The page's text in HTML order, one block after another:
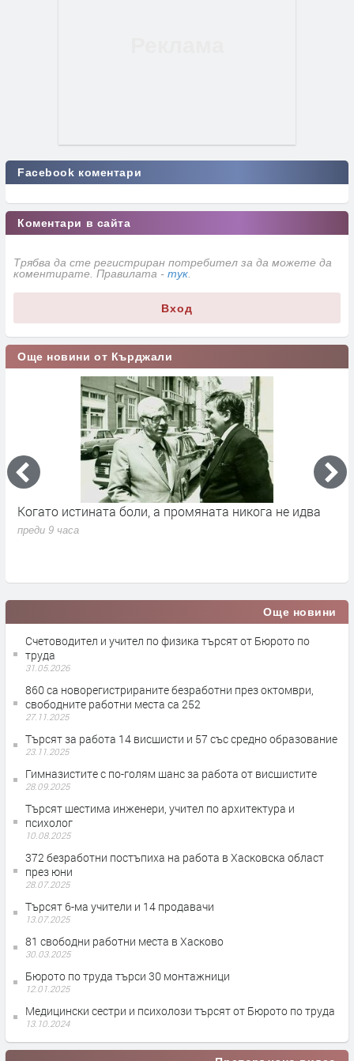
Facebook коментари
Коментари в сайта
Трябва да сте регистриран потребител за да можете да
коментирате. Правилата - тук
Вход
Още новини от Кърджали
Когато истината боли, а промяната никога не идва
преди 9 часа
Още новини
Счетоводител и учител по физика търсят от Бюрото по
труда
31.05.2026
860 са новорегистрираните безработни през октомври,
свободните работни места са 252
27.11.2025
Търсят за работа 14 висшисти и 57 със средно образование
23.11.2025
Гимназистите с по-голям шанс за работа от висшистите
28.09.2025
Търсят шестима инженери, учител по архитектура и
психолог
10.08.2025
372 безработни постъпиха на работа в Хасковска област
през юни
28.07.2025
Търсят 6-ма учители и 14 продавачи
13.07.2025
81 свободни работни места в Хасково
30.03.2025
Бюрото по труда търси 30 монтажници
12.01.2025
Медицински сестри и психолози търсят от Бюрото по труда
13.10.2024